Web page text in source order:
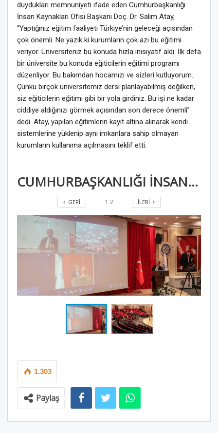
duydukları memnuniyeti ifade eden Cumhurbaşkanlığı
İnsan Kaynakları Ofisi Başkanı Doç. Dr. Salim Atay,
“Yaptığınız eğitim faaliyeti Türkiye’nin geleceği açısından
çok önemli. Ne yazık ki kurumların çok azı bu eğitimi
veriyor. Üniversiteniz bu konuda hızla inisiyatif aldı. İlk defa
bir üniversite bu konuda eğiticilerin eğitimi programı
düzenliyor. Bu bakımdan hocamızı ve sizleri kutluyorum.
Çünkü birçok üniversitemiz dersi planlayabilmiş değilken,
siz eğiticilerin eğitimi gibi bir yola girdiniz. Bu işi ne kadar
ciddiye aldığınızı görmek açısından son derece önemli”
dedi. Atay, yapılan eğitimlerin kayıt altına alınarak kendi
sistemlerine yüklenip aynı imkanlara sahip olmayan
kurumların kullanıma açılmasını teklif etti.
CUMHURBAŞKANLIĞI İNSAN KAYNAKLARI OFİSİNDEN DEÜ’YE ÖVGÜ
GERI 1 2 İLERI
1.303
Paylaş